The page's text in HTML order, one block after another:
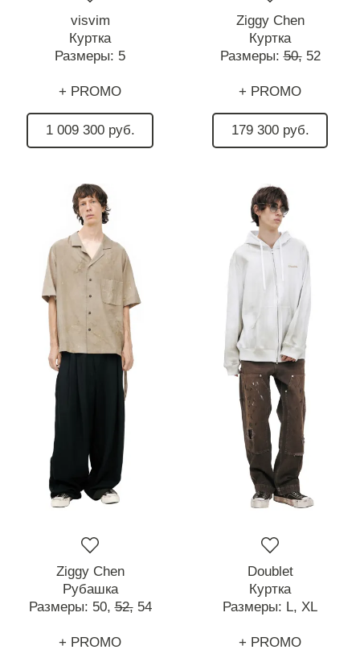
visvim
Куртка
Размеры: 5
+ PROMO
1 009 300 руб.
Ziggy Chen
Куртка
Размеры:50, 52
+ PROMO
179 300 руб.
Ziggy Chen
Рубашка
Размеры: 50, 52, 54
+ PROMO
Doublet
Куртка
Размеры: L, XL
+ PROMO